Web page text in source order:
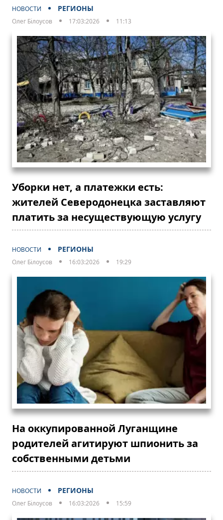
НОВОСТИ РЕГИОНЫ
Олег Білоусов 17:03:2026 11:13
Уборки нет, а платежки есть:
жителей Северодонецка заставляют
платить за несуществующую услугу
НОВОСТИ РЕГИОНЫ
Олег Білоусов 16:03:2026 19:29
На оккупированной Луганщине
родителей агитируют шпионить за
собственными детьми
НОВОСТИ РЕГИОНЫ
Олег Білоусов 16:03:2026 15:59